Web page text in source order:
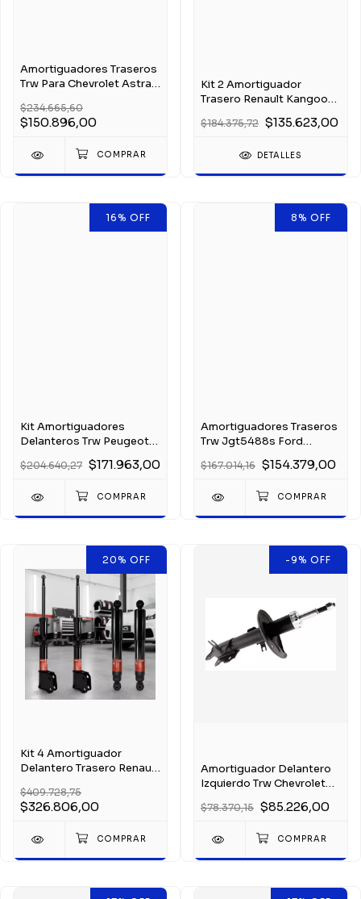
Amortiguadores Traseros
Trw Para Chevrolet Astra
$234.665,60
$150.896,00
Kit 2 Amortiguador
Trasero Renault Kangoo
$184.375,72 $135.623,00
DETALLES
16% OFF
Kit Amortiguadores
Delanteros Trw Peugeot
$204.640,27 $171.963,00
8% OFF
Amortiguadores Traseros
Trw Jgt5488s Ford
$167.014,16 $154.379,00
20% OFF
Kit 4 Amortiguador
Delantero Trasero Renault
$409.728,75
$326.806,00
-9% OFF
Amortiguador Delantero
Izquierdo Trw Chevrolet
$78.370,15 $85.226,00